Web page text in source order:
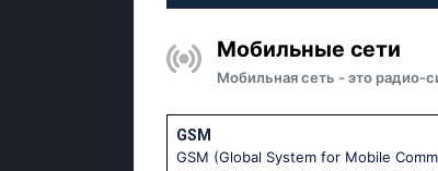
Мобильные сети
Мобильная сеть - это радио-
GSM
GSM (Global System for Mobile